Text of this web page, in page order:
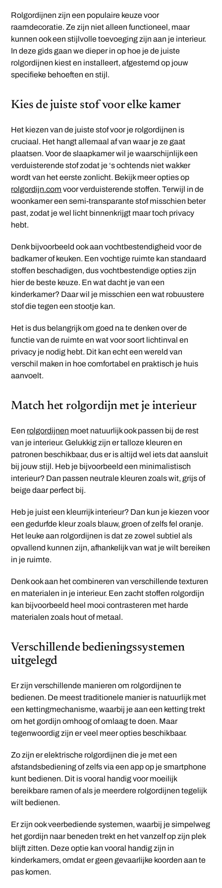
Rolgordijnen zijn een populaire keuze voor
raamdecoratie. Ze zijn niet alleen functioneel, maar
kunnen ook een stijlvolle toevoeging zijn aan je interieur.
In deze gids gaan we dieper in op hoe je de juiste
rolgordijnen kiest en installeert, afgestemd op jouw
specifieke behoeften en stijl.
Kies de juiste stof voor elke kamer
Het kiezen van de juiste stof voor je rolgordijnen is
cruciaal. Het hangt allemaal af van waar je ze gaat
plaatsen. Voor de slaapkamer wil je waarschijnlijk een
verduisterende stof zodat je ‘s ochtends niet wakker
wordt van het eerste zonlicht. Bekijk meer opties op
rolgordijn.com voor verduisterende stoffen. Terwijl in de
woonkamer een semi-transparante stof misschien beter
past, zodat je wel licht binnenkrijgt maar toch privacy
hebt.
Denk bijvoorbeeld ook aan vochtbestendigheid voor de
badkamer of keuken. Een vochtige ruimte kan standaard
stoffen beschadigen, dus vochtbestendige opties zijn
hier de beste keuze. En wat dacht je van een
kinderkamer? Daar wil je misschien een wat robuustere
stof die tegen een stootje kan.
Het is dus belangrijk om goed na te denken over de
functie van de ruimte en wat voor soort lichtinval en
privacy je nodig hebt. Dit kan echt een wereld van
verschil maken in hoe comfortabel en praktisch je huis
aanvoelt.
Match het rolgordijn met je interieur
Een rolgordijnen moet natuurlijk ook passen bij de rest
van je interieur. Gelukkig zijn er talloze kleuren en
patronen beschikbaar, dus er is altijd wel iets dat aansluit
bij jouw stijl. Heb je bijvoorbeeld een minimalistisch
interieur? Dan passen neutrale kleuren zoals wit, grijs of
beige daar perfect bij.
Heb je juist een kleurrijk interieur? Dan kun je kiezen voor
een gedurfde kleur zoals blauw, groen of zelfs fel oranje.
Het leuke aan rolgordijnen is dat ze zowel subtiel als
opvallend kunnen zijn, afhankelijk van wat je wilt bereiken
in je ruimte.
Denk ook aan het combineren van verschillende texturen
en materialen in je interieur. Een zacht stoffen rolgordijn
kan bijvoorbeeld heel mooi contrasteren met harde
materialen zoals hout of metaal.
Verschillende bedieningssystemen
uitgelegd
Er zijn verschillende manieren om rolgordijnen te
bedienen. De meest traditionele manier is natuurlijk met
een kettingmechanisme, waarbij je aan een ketting trekt
om het gordijn omhoog of omlaag te doen. Maar
tegenwoordig zijn er veel meer opties beschikbaar.
Zo zijn er elektrische rolgordijnen die je met een
afstandsbediening of zelfs via een app op je smartphone
kunt bedienen. Dit is vooral handig voor moeilijk
bereikbare ramen of als je meerdere rolgordijnen tegelijk
wilt bedienen.
Er zijn ook veerbediende systemen, waarbij je simpelweg
het gordijn naar beneden trekt en het vanzelf op zijn plek
blijft zitten. Deze optie kan vooral handig zijn in
kinderkamers, omdat er geen gevaarlijke koorden aan te
pas komen.